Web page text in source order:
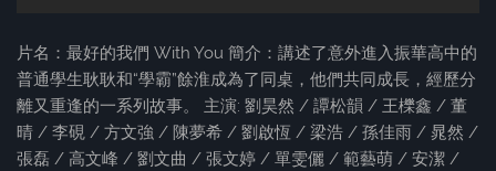
片名：最好的我們 With You 簡介：講述了意外進入振華高中的
普通學生耿耿和“學霸”餘淮成為了同桌，他們共同成長，經歷分
離又重逢的一系列故事。 主演: 劉昊然 / 譚松韻 / 王櫟鑫 / 董
晴 / 李硯 / 方文強 / 陳夢希 / 劉啟恆 / 梁浩 / 孫佳雨 / 晁然 /
張磊 / 高文峰 / 劉文曲 / 張文婷 / 單雯儷 / 範藝萌 / 安潔 /